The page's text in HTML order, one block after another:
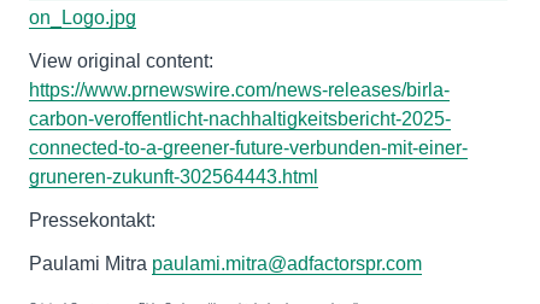
on_Logo.jpg
View original content:
https://www.prnewswire.com/news-releases/birla-
carbon-veroffentlicht-nachhaltigkeitsbericht-2025-
connected-to-a-greener-future-verbunden-mit-einer-
gruneren-zukunft-302564443.html
Pressekontakt:
Paulami Mitra paulami.mitra@adfactorspr.com